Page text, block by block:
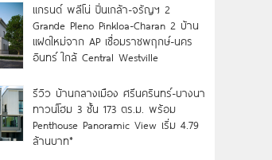
แกรนด์ พลีโน่ ปิ่นเกล้า-จรัญฯ 2
Grande Pleno Pinkloa-Charan 2 บ้าน
แฝดใหม่จาก AP เชื่อมราชพฤกษ์-นคร
อินทร์ ใกล้ Central Westville
รีวิว บ้านกลางเมือง ศรีนครินทร์-บางนา
ทาวน์โฮม 3 ชั้น 173 ตร.ม. พร้อม
Penthouse Panoramic View เริ่ม 4.79
ล้านบาท*